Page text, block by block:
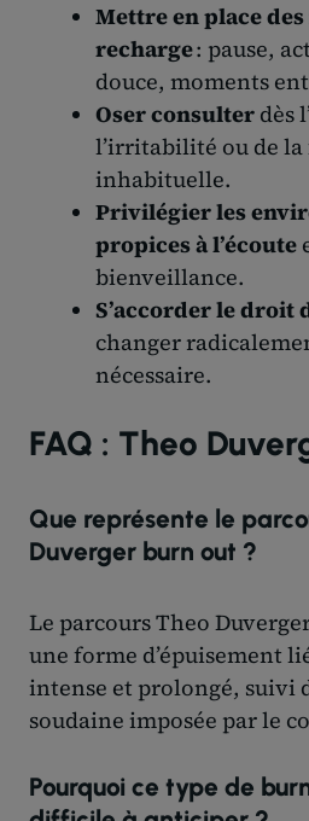
Mettre en place
recharge: pause,
douce, moments
Oser consulterdès
l’irritabilité ou de la
inhabituelle.
Privilégier les
propices à l’écoute
bienveillance.
S’accorder le droit
changer
nécessaire.
FAQ : Theo
Que représente le
Duverger burn out ?
Le parcours Theo
une forme d’épuisement
intense et prolongé, suivi
soudaine imposée par le
Pourquoi ce type de